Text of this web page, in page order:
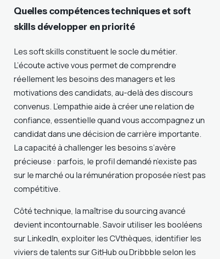
Quelles compétences techniques et soft
skills développer en priorité
Les soft skills constituent le socle du métier.
L’écoute active vous permet de comprendre
réellement les besoins des managers et les
motivations des candidats, au-delà des discours
convenus. L’empathie aide à créer une relation de
confiance, essentielle quand vous accompagnez un
candidat dans une décision de carrière importante.
La capacité à challenger les besoins s’avère
précieuse : parfois, le profil demandé n’existe pas
sur le marché ou la rémunération proposée n’est pas
compétitive.
Côté technique, la maîtrise du sourcing avancé
devient incontournable. Savoir utiliser les booléens
sur LinkedIn, exploiter les CVthèques, identifier les
viviers de talents sur GitHub ou Dribbble selon les